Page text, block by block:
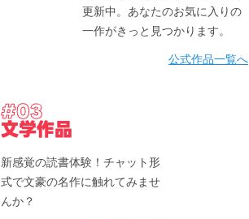
更新中。あなたのお気に入りの
一作がきっと見つかります。
公式作品一覧へ
#03
文学作品
新感覚の読書体験！チャット形
式で文豪の名作に触れてみませ
んか？